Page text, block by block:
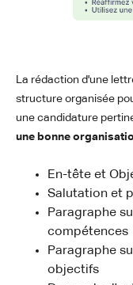
La rédaction d'une
structure organisée
une candidature
une bonne
En-tête et
Salutation et
Paragraphe
compétences
Paragraphe
objectifs